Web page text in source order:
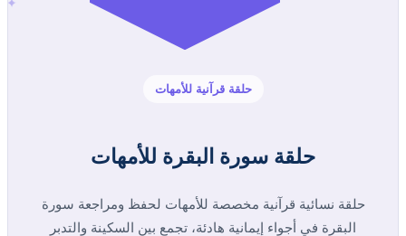
حلقة قرآنية للأمهات
حلقة سورة البقرة للأمهات
حلقة نسائية قرآنية مخصصة للأمهات لحفظ ومراجعة سورة
البقرة في أجواء إيمانية هادئة، تجمع بين السكينة والتدبر